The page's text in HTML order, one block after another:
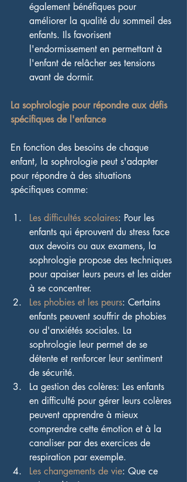
également bénéfiques pour
améliorer la qualité du sommeil des
enfants. Ils favorisent
l'endormissement en permettant à
l'enfant de relâcher ses tensions
avant de dormir.
La sophrologie pour répondre aux défis
spécifiques de l'enfance
En fonction des besoins de chaque
enfant, la sophrologie peut s'adapter
pour répondre à des situations
spécifiques comme:
Les difficultés scolaires: Pour les
enfants qui éprouvent du stress face
aux devoirs ou aux examens, la
sophrologie propose des techniques
pour apaiser leurs peurs et les aider
à se concentrer.
Les phobies et les peurs: Certains
enfants peuvent souffrir de phobies
ou d'anxiétés sociales. La
sophrologie leur permet de se
détente et renforcer leur sentiment
de sécurité.
La gestion des colères: Les enfants
en difficulté pour gérer leurs colères
peuvent apprendre à mieux
comprendre cette émotion et à la
canaliser par des exercices de
respiration par exemple.
Les changements de vie: Que ce